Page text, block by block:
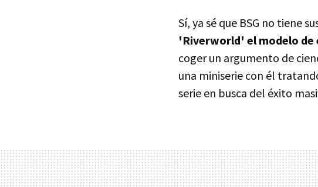
Sí, ya sé que BSG no tiene
'Riverworld' el modelo de
coger un argumento de
una miniserie con él
serie en busca del éxito